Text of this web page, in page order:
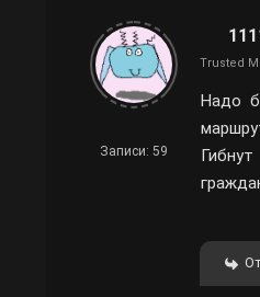
Записи: 59
Trusted
Надо